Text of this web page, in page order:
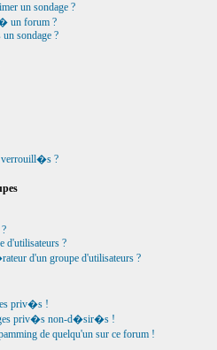
un sondage ?
un forum ?
sondage ?
verrouill�s ?
d'utilisateurs ?
d'un groupe d'utilisateurs ?
priv�s !
priv�s non-d�sir�s !
de quelqu'un sur ce forum !